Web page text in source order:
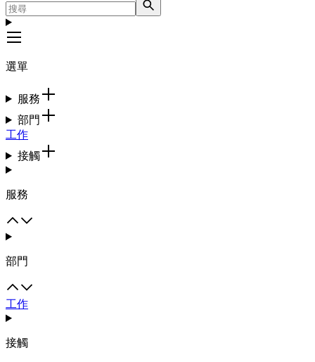
選單
服務
部門
工作
接觸
服務
部門
工作
接觸